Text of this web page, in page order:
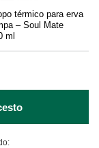
térmico para erva
– Soul Mate
ml